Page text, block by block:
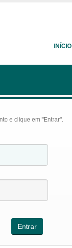
INÍCIO
e clique em "Entrar".